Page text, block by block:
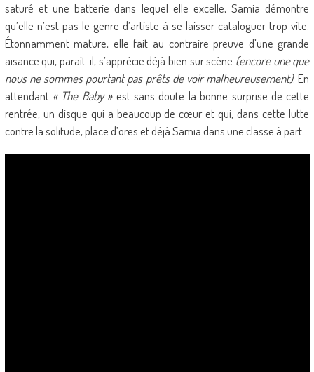
saturé et une batterie dans lequel elle excelle, Samia démontre
qu’elle n’est pas le genre d’artiste à se laisser cataloguer trop vite.
Étonnamment mature, elle fait au contraire preuve d’une grande
aisance qui, paraît-il, s’apprécie déjà bien sur scène (encore une que
nous ne sommes pourtant pas prêts de voir malheureusement). En
attendant « The Baby »est sans doute la bonne surprise de cette
rentrée, un disque qui a beaucoup de cœur et qui, dans cette lutte
contre la solitude, place d’ores et déjà Samia dans une classe à part.